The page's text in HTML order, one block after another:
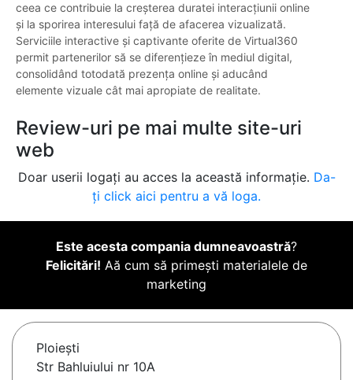
ceea ce contribuie la creșterea duratei interacțiunii online
și la sporirea interesului față de afacerea vizualizată.
Serviciile interactive și captivante oferite de Virtual360
permit partenerilor să se diferențieze în mediul digital,
consolidând totodată prezența online și aducând
elemente vizuale cât mai apropiate de realitate.
Review-uri pe mai multe site-uri
web
Doar userii logați au acces la această informație. Da-
ți click aici pentru a vă loga.
Este acesta compania dumneavoastră?
Felicitări! Aă cum să primești materialele de
marketing
Ploieşti
Str Bahluiului nr 10A